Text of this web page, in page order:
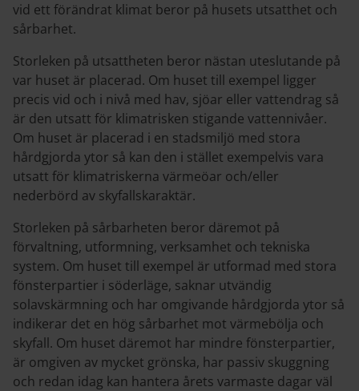
vid ett förändrat klimat beror på husets utsatthet och
sårbarhet.
Storleken på utsattheten beror nästan uteslutande på
var huset är placerad. Om huset till exempel ligger
precis vid och i nivå med hav, sjöar eller vattendrag så
är den utsatt för klimatrisken stigande vattennivåer.
Om huset är placerad i en stadsmiljö med stora
hårdgjorda ytor så kan den i stället exempelvis vara
utsatt för klimatriskerna värmeöar och/eller
nederbörd av skyfallskaraktär.
Storleken på sårbarheten beror däremot på
förvaltning, utformning, verksamhet och tekniska
system. Om huset till exempel är utformad med stora
fönsterpartier i söderläge, saknar utvändig
solavskärmning och har omgivande hårdgjorda ytor så
indikerar det en hög sårbarhet mot värmebölja och
skyfall. Om huset däremot har mindre fönsterpartier,
är omgiven av mycket grönska, har passiv skuggning
och redan idag kan hantera årets varmaste dagar väl